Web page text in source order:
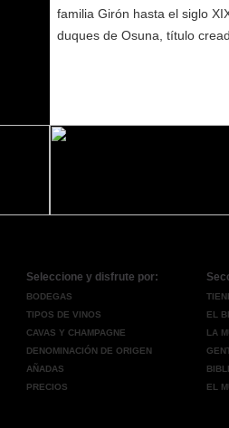
familia Girón hasta el siglo
duques de Osuna, título
Seleccione y disfrute por:
BODEGAS
TIPOS DE VINOS
EL
CAVAS Y CHAMPAGNE
LA
DENOMINACIÓN DE ORIGEN
AÑADAS
PRECIOS
EL